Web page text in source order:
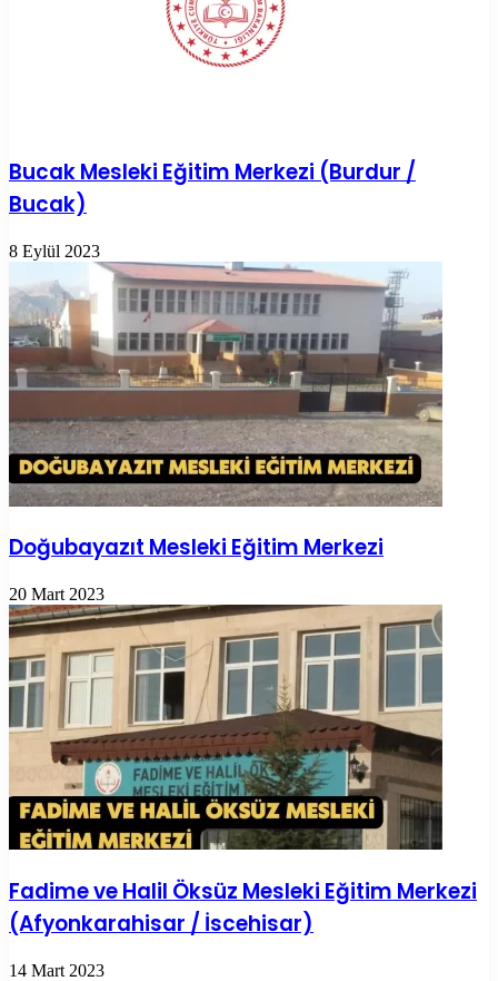
Bucak Mesleki Eğitim Merkezi (Burdur /
Bucak)
8 Eylül 2023
Doğubayazıt Mesleki Eğitim Merkezi
20 Mart 2023
Fadime ve Halil Öksüz Mesleki Eğitim Merkezi
(Afyonkarahisar / İscehisar)
14 Mart 2023